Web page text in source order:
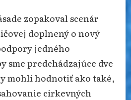
zopakoval scenár
doplnený o nový
jedného
sme predchádzajúce dve
mohli hodnotiť ako také,
cirkevných